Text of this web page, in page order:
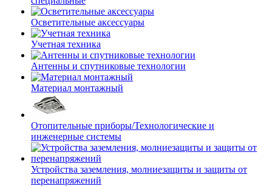
Осветительные аксессуары
Учетная техника
Антенны и спутниковые технологии
Материал монтажный
Отопительные приборы/Технологические и
инженерные системы
Устройства заземления, молниезащиты и защиты от
перенапряжений